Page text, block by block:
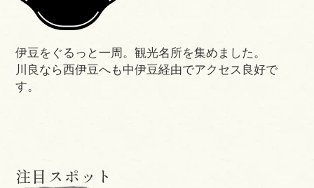
伊豆をぐるっと一周。観光名所を集めました。
川良なら西伊豆へも中伊豆経由でアクセス良好で
す。
注目スポット